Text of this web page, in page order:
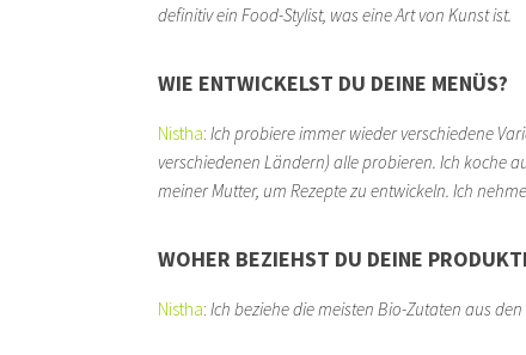
definitiv ein Food-Stylist, was eine Art von Kunst ist.
WIE ENTWICKELST DU DEINE MENÜS?
Nistha: Ich probiere immer wieder verschiedene
verschiedenen Ländern) alle probieren. Ich koche
meiner Mutter, um Rezepte zu entwickeln. Ich
WOHER BEZIEHST DU DEINE
Nistha: Ich beziehe die meisten Bio-Zutaten aus